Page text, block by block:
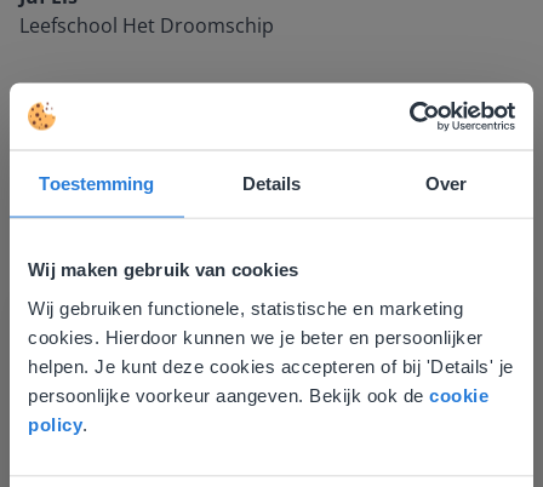
Toestemming Details Over
Wij maken gebruik van cookies
Wij gebruiken functionele, statistische en marketing
cookies. Hierdoor kunnen we je beter en persoonlijker
helpen. Je kunt deze cookies accepteren of bij 'Details' je
persoonlijke voorkeur aangeven. Bekijk ook de cookie
policy
Leefschool Het Droomschip
Ontdek meer!
Groep 8, Blok 9, Week 3, Les 11
Deze website komt niet
overeen met je locatie
Gezien je locatie, denken we dat je misschien
liever naar de website voor English gaat. Hier